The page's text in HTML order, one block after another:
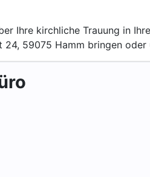
Ihre kirchliche Trauung in
24, 59075 Hamm bringen